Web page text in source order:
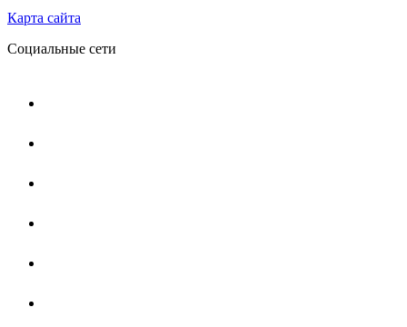
Карта сайта
Социальные сети